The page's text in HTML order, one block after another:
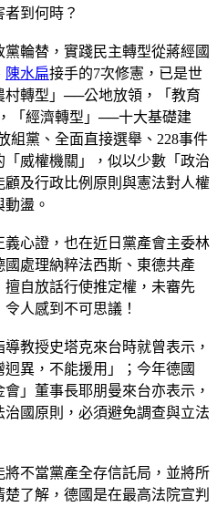
到何時？
輪替，實踐民主轉型從蔣經國
陳水扁接手的7次修憲，已是世
村轉型」──公地放領，「教育
「經濟轉型」──十大基礎建
組黨、全面直接選舉、228事件
威權機關」，似以少數「政治
及行政比例原則與憲法對人權
盪。
心證，也在近日黨產會主委林
處理納粹法西斯、東德共產
自放話行使推定權，未審先
人感到不可思議！
教授史塔克來台時就曾表示，
迥異，不能援用」；今年德國
會」董事長耶朋曼來台亦表示，
治國原則，必須避免調查與立法
不當黨產全存信託局，並將所
了解，德國是在最高法院宣判